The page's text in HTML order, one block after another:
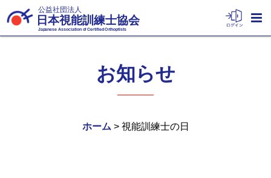
公益社団法人
日本視能訓練士協会
Japanese Association of Certified Orthoptists
お知らせ
ホーム > 視能訓練士の日